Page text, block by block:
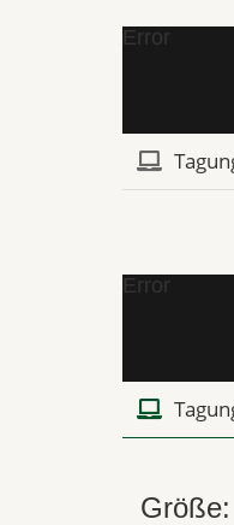
Error
Error
Größe: